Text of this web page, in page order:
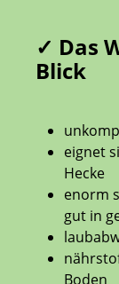
✓ Das
Blick
eignet
Hecke
enorm
gut in
Boden